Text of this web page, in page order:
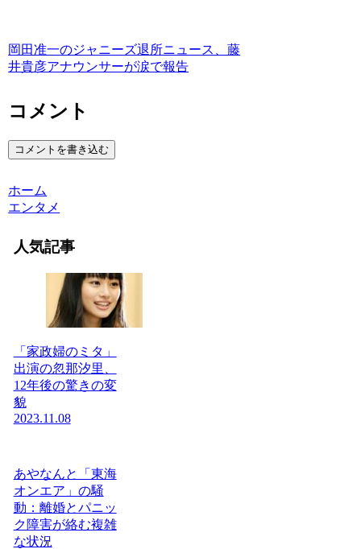
岡田准一のジャニーズ退所ニュース、藤
井貴彦アナウンサーが涙で報告
コメント
コメントを書き込む
ホーム
エンタメ
人気記事
「家政婦のミタ」
出演の忽那汐里、
12年後の驚きの変
貌
2023.11.08
あやなんと「東海
オンエア」の騒
動：離婚とパニッ
ク障害が絡む複雑
な状況